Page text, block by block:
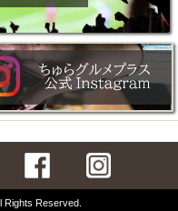
Rights Reserved.